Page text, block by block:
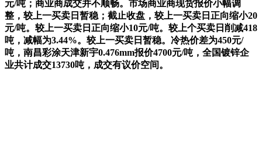
元/吨；商业商成交并不顺畅。市场商业商现货报价小幅调
整，较上一买卖日暂稳；截止收盘，较上一买卖日正向缩小20
元/吨。较上一买卖日正向缩小10元/吨。较上个买卖日削减418
吨，减幅为3.44%。较上一买卖日暂稳。冷热价差为450元/
吨，南昌彩涂天津新宇0.476mm报价4700元/吨，全国镀锌企
业共计成交13730吨，成交有议价空间。